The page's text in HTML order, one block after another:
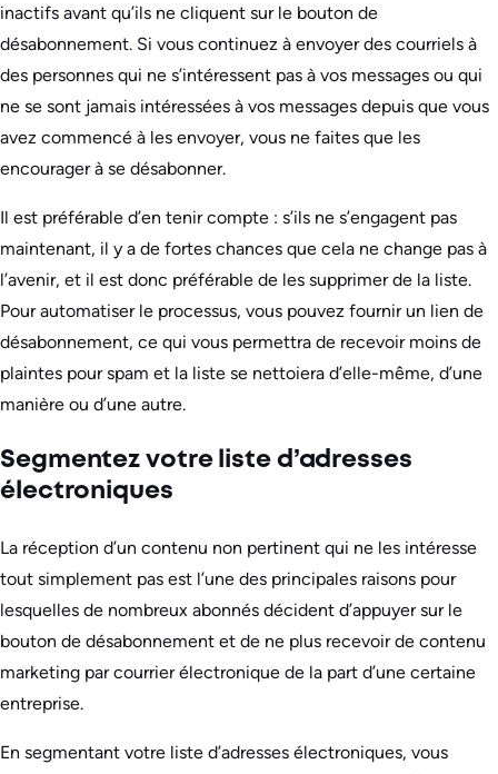
inactifs avant qu’ils ne cliquent sur le bouton de
désabonnement. Si vous continuez à envoyer des courriels à
des personnes qui ne s’intéressent pas à vos messages ou qui
ne se sont jamais intéressées à vos messages depuis que vous
avez commencé à les envoyer, vous ne faites que les
encourager à se désabonner.
Il est préférable d’en tenir compte : s’ils ne s’engagent pas
maintenant, il y a de fortes chances que cela ne change pas à
l’avenir, et il est donc préférable de les supprimer de la liste.
Pour automatiser le processus, vous pouvez fournir un lien de
désabonnement, ce qui vous permettra de recevoir moins de
plaintes pour spam et la liste se nettoiera d’elle-même, d’une
manière ou d’une autre.
Segmentez votre liste d’adresses
électroniques
La réception d’un contenu non pertinent qui ne les intéresse
tout simplement pas est l’une des principales raisons pour
lesquelles de nombreux abonnés décident d’appuyer sur le
bouton de désabonnement et de ne plus recevoir de contenu
marketing par courrier électronique de la part d’une certaine
entreprise.
En segmentant votre liste d’adresses électroniques, vous